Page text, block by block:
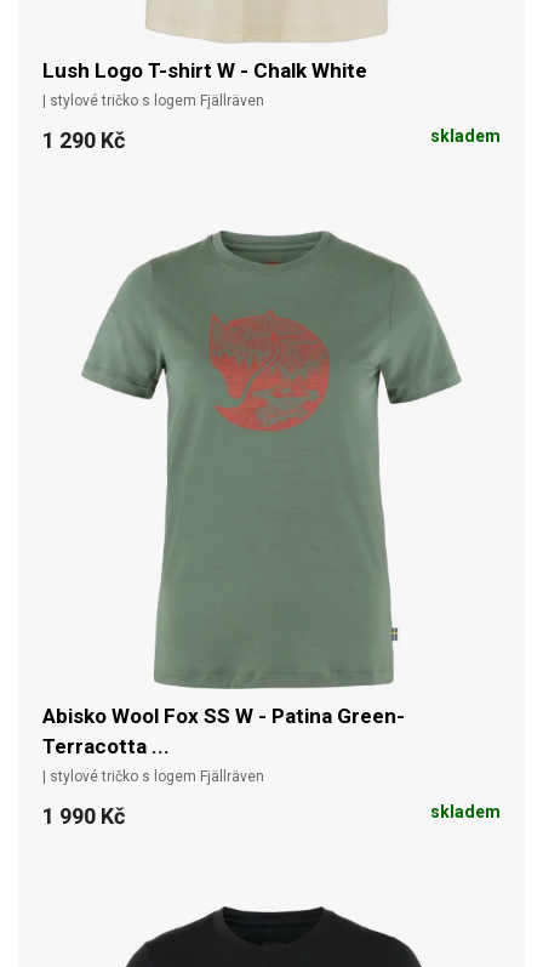
Lush Logo T-shirt W - Chalk White
| stylové tričko s logem Fjällräven
1 290 Kč skladem
Abisko Wool Fox SS W - Patina Green-
Terracotta ...
| stylové tričko s logem Fjällräven
1 990 Kč skladem